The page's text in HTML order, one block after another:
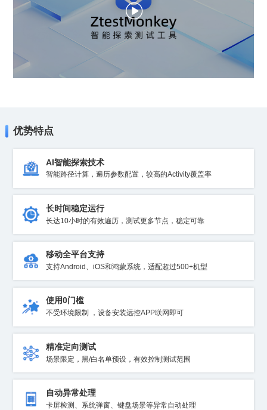
优势特点
AI智能探索技术
智能路径计算，遍历参数配置，较高的Activity覆盖率
长时间稳定运行
长达10小时的有效遍历，测试更多节点，稳定可靠
移动全平台支持
支持Android、iOS和鸿蒙系统，适配超过500+机型
使用0门槛
不受环境限制 ，设备安装远控APP联网即可
精准定向测试
场景限定，黑/白名单预设，有效控制测试范围
自动异常处理
卡屏检测、系统弹窗、键盘场景等异常自动处理